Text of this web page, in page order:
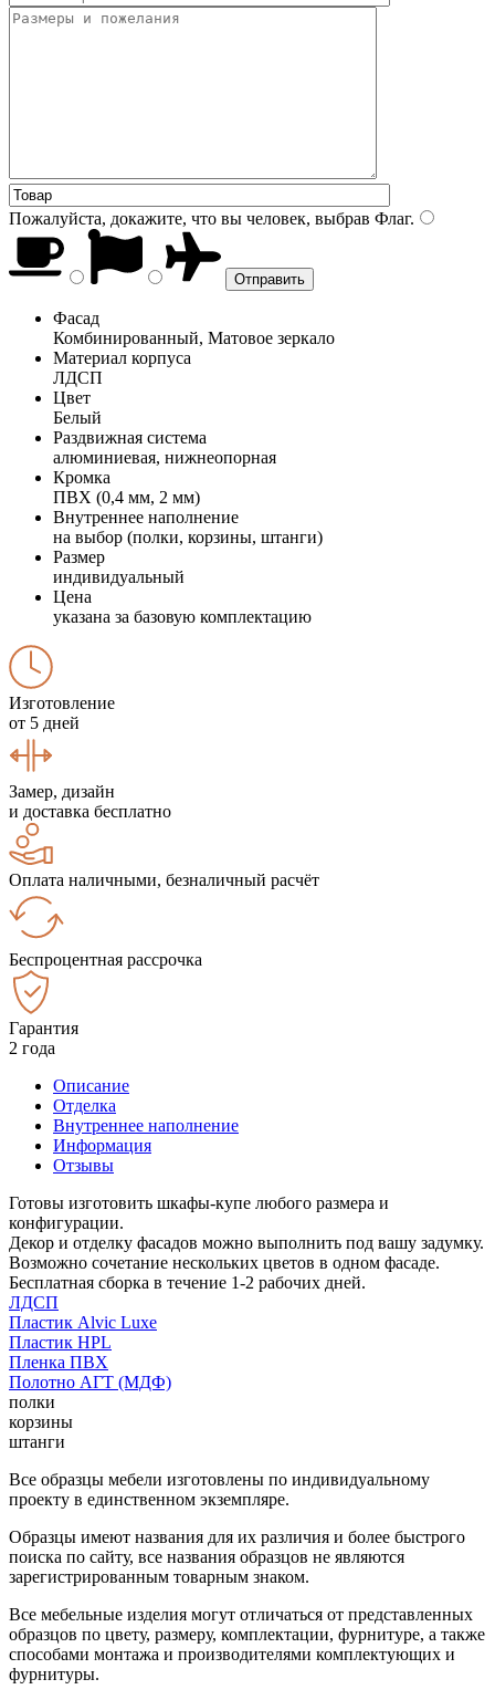
Пожалуйста, докажите, что вы человек, выбрав Флаг.
Фасад
Комбинированный, Матовое зеркало
Материал корпуса
ЛДСП
Цвет
Белый
Раздвижная система
алюминиевая, нижнеопорная
Кромка
ПВХ (0,4 мм, 2 мм)
Внутреннее наполнение
на выбор (полки, корзины, штанги)
Размер
индивидуальный
Цена
указана за базовую комплектацию
Изготовление
от 5 дней
Замер, дизайн
и доставка бесплатно
Оплата наличными, безналичный расчёт
Беспроцентная рассрочка
Гарантия
2 года
Описание
Отделка
Внутреннее наполнение
Информация
Отзывы
Готовы изготовить шкафы-купе любого размера и
конфигурации.
Декор и отделку фасадов можно выполнить под вашу задумку.
Возможно сочетание нескольких цветов в одном фасаде.
Бесплатная сборка в течение 1-2 рабочих дней.
ЛДСП
Пластик Alvic Luxe
Пластик HPL
Пленка ПВХ
Полотно АГТ (МДФ)
полки
корзины
штанги
Все образцы мебели изготовлены по индивидуальному
проекту в единственном экземпляре.
Образцы имеют названия для их различия и более быстрого
поиска по сайту, все названия образцов не являются
зарегистрированным товарным знаком.
Все мебельные изделия могут отличаться от представленных
образцов по цвету, размеру, комплектации, фурнитуре, а также
способами монтажа и производителями комплектующих и
фурнитуры.